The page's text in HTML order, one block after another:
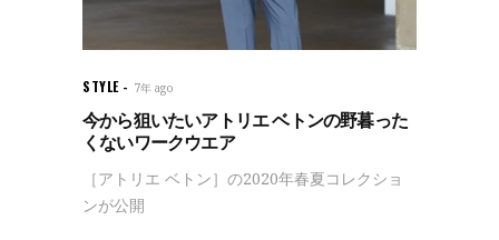
STYLE 7年 ago
今から狙いたいアトリエ ベトンの野暮った
くないワークウエア
［アトリエ ベトン］の2020年春夏コレクショ
ンが公開